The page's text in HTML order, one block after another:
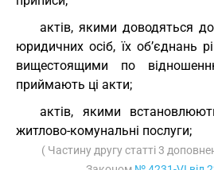
актів, якими доводяться
юридичних осіб, їх об’єднань
вищестоящими по
приймають ці акти;
актів, якими
житлово-комунальні послуги;
( Частину другу статті 3